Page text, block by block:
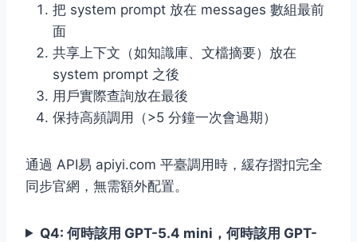
把 system prompt 放在 messages 數組最前
面
共享上下文（如知識庫、文檔摘要）放在
system prompt 之後
用戶實際查詢放在最後
保持高頻調用（>5 分鐘一次會過期）
通過 API易 apiyi.com 平臺調用時，緩存摺扣完全
同步官網，無需額外配置。
Q4: 何時該用 GPT-5.4 mini，何時該用 GPT-